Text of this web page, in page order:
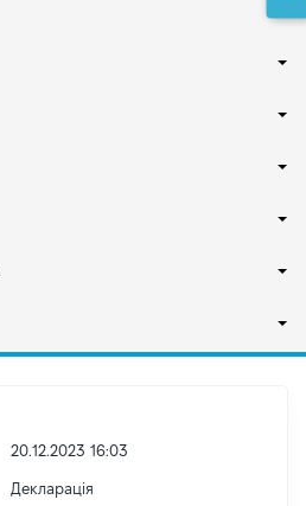
20.12.2023 16:03
Декларація